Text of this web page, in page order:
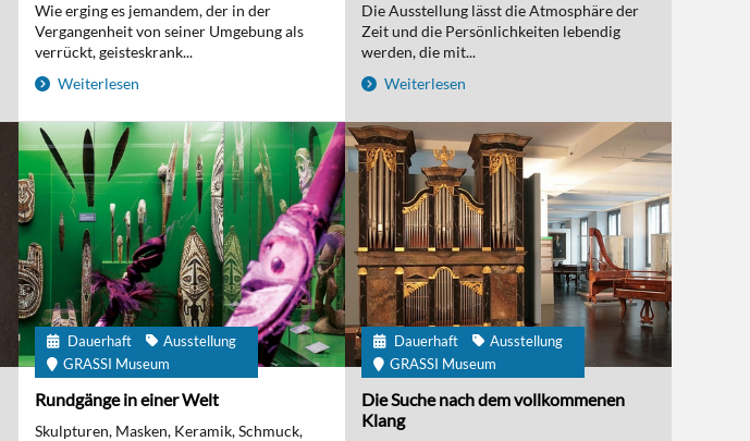
Wie erging es jemandem, der in der
Vergangenheit von seiner Umgebung als
verrückt, geisteskrank...
Weiterlesen
Die Ausstellung lässt die Atmosphäre der
Zeit und die Persönlichkeiten lebendig
werden, die mit...
Weiterlesen
Dauerhaft
Ausstellung
GRASSI Museum
Rundgänge in einer Welt
Skulpturen, Masken, Keramik, Schmuck,
Dauerhaft
Ausstellung
GRASSI Museum
Die Suche nach dem vollkommenen
Klang